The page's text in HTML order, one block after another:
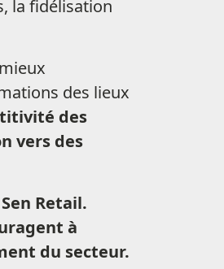
la fidélisation
des lieux
des
vers des
Retail.
à
du secteur.